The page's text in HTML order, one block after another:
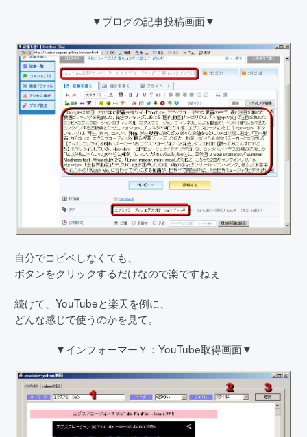
▼ブログの記事投稿画面▼
自分でコピペしなくても、
ボタンをクリックするだけなので楽ですねぇ
続けて、YouTubeと楽天を例に、
どんな感じで使うのかを見て。
▼インフォーマーＹ：YouTube取得画面▼